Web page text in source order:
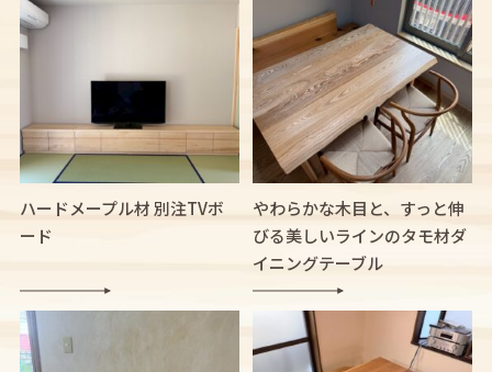
ハードメープル材 別注TVボ
ード
やわらかな木目と、すっと伸
びる美しいラインのタモ材ダ
イニングテーブル